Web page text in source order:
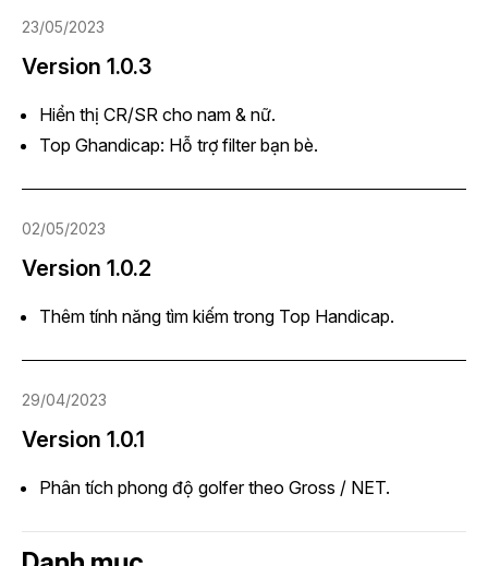
23/05/2023
Version 1.0.3
Hiển thị CR/SR cho nam & nữ.
Top Ghandicap: Hỗ trợ filter bạn bè.
02/05/2023
Version 1.0.2
Thêm tính năng tìm kiếm trong Top Handicap.
29/04/2023
Version 1.0.1
Phân tích phong độ golfer theo Gross / NET.